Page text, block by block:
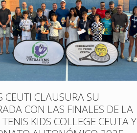
CEUTI CLAUSURA SU
CON LAS FINALES DE LA
KIDS COLLEGE CEUTA Y